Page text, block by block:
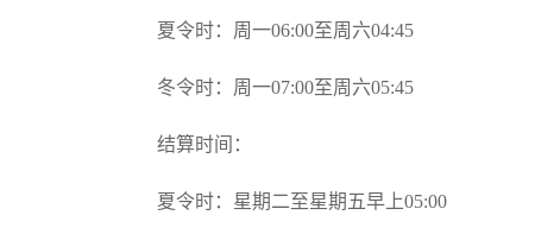
夏令时：周一06:00至周六04:45
冬令时：周一07:00至周六05:45
结算时间：
夏令时：星期二至星期五早上05:00